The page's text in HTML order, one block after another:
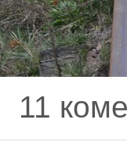
Неорганізований
11